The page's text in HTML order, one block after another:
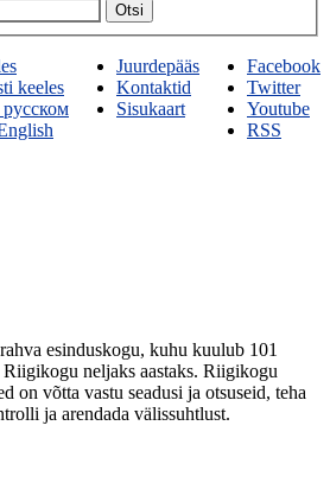
Otsi
Facebook
Twitter
Youtube
RSS
Juurdepääs
Kontaktid
Sisukaart
keeles
esinduskogu, kuhu kuulub 101
neljaks aastaks. Riigikogu
on võtta vastu seadusi ja otsuseid, teha
ja arendada välissuhtlust.